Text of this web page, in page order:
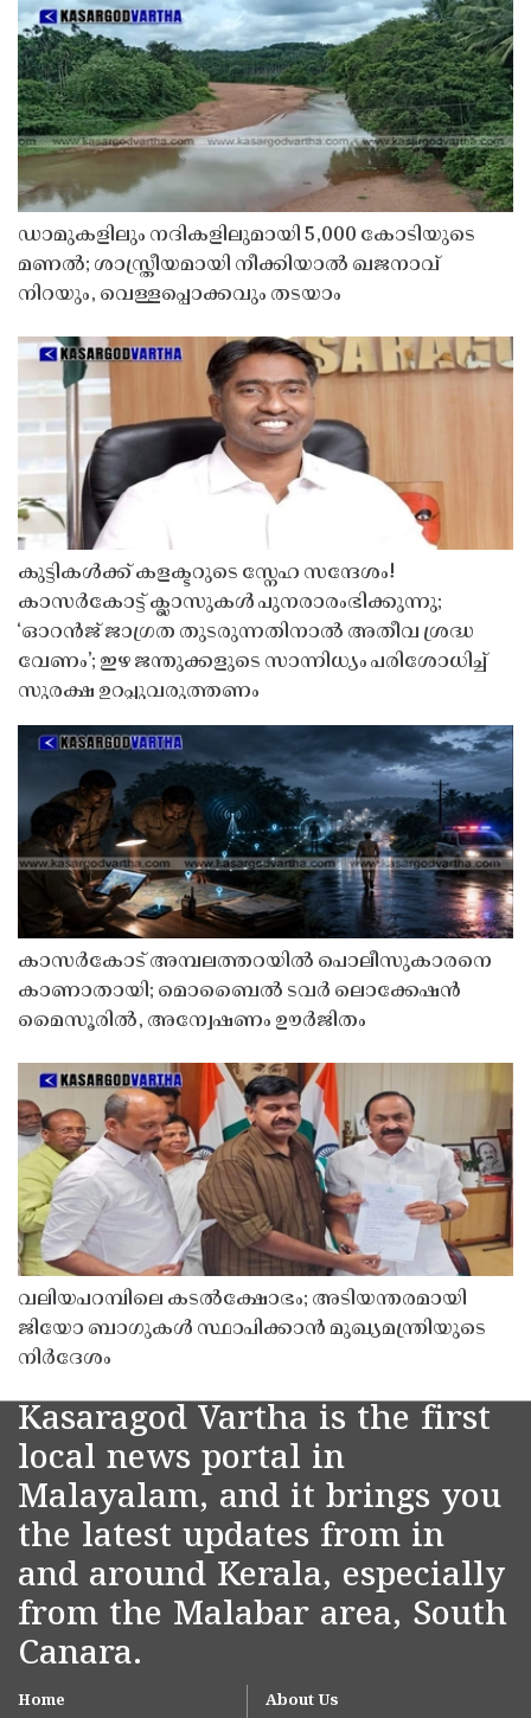
ഡാമുകളിലും നദികളിലുമായി 5,000 കോടിയുടെ
മണൽ; ശാസ്ത്രീയമായി നീക്കിയാൽ ഖജനാവ്
നിറയും, വെള്ളപ്പൊക്കവും തടയാം
കുട്ടികൾക്ക് കളക്ടറുടെ സ്നേഹ സന്ദേശം!
കാസർകോട്ട് ക്ലാസുകൾ പുനരാരംഭിക്കുന്നു;
‘ഓറൻജ് ജാഗ്രത തുടരുന്നതിനാൽ അതീവ ശ്രദ്ധ
വേണം’; ഇഴ ജന്തുക്കളുടെ സാന്നിധ്യം പരിശോധിച്ച്
സുരക്ഷ ഉറപ്പുവരുത്തണം
കാസർകോട് അമ്പലത്തറയിൽ പൊലീസുകാരനെ
കാണാതായി; മൊബൈൽ ടവർ ലൊക്കേഷൻ
മൈസൂരിൽ, അന്വേഷണം ഊർജിതം
വലിയപറമ്പിലെ കടൽക്ഷോഭം; അടിയന്തരമായി
ജിയോ ബാഗുകൾ സ്ഥാപിക്കാൻ മുഖ്യമന്ത്രിയുടെ
നിർദേശം
Kasaragod Vartha is the first
local news portal in
Malayalam, and it brings you
the latest updates from in
and around Kerala, especially
from the Malabar area, South
Canara.
Home About Us